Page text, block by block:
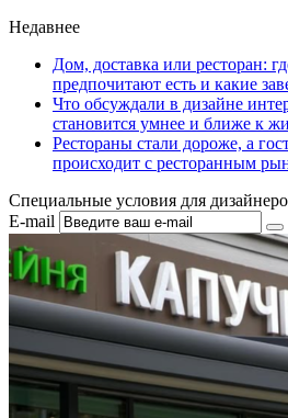
Недавнее
Дом, доставка или ресторан:
предпочитают есть и какие
Что обсуждали в дизайне
становится умнее и ближе к
Рестораны стали дороже, а
происходит с ресторанным
Специальные условия для
E-mail